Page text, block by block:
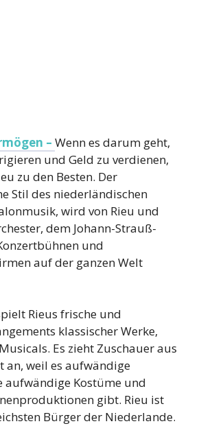
– Wenn es darum geht,
und Geld zu verdienen,
zu den Besten. Der
Stil des niederländischen
wird von Rieu und
dem Johann-Strauß-
und
auf der ganzen Welt
Rieus frische und
klassischer Werke,
Es zieht Zuschauer aus
an, weil es aufwändige
aufwändige Kostüme und
gibt. Rieu ist
Bürger der Niederlande.